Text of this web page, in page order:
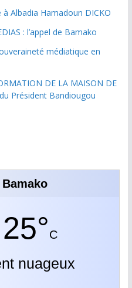
à Albadia Hamadoun DICKO
: l’appel de Bamako
médiatique en
DE LA MAISON DE
Président Bandiougou
25°C
nuageux